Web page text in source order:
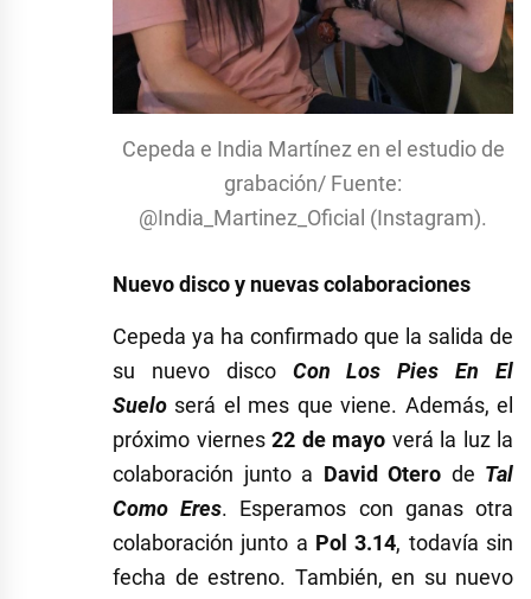
Cepeda e India Martínez en el estudio de
grabación/ Fuente:
@India_Martinez_Oficial​ (Instagram).
Nuevo disco y nuevas colaboraciones
Cepeda ya ha confirmado que la salida de
su nuevo disco Con Los Pies En El
Suelo será el mes que viene. Además, el
próximo viernes 22 de mayo verá la luz la
colaboración junto a David Otero de Tal
Como Eres. Esperamos con ganas otra
colaboración junto a Pol 3.14, todavía sin
fecha de estreno. También, en su nuevo